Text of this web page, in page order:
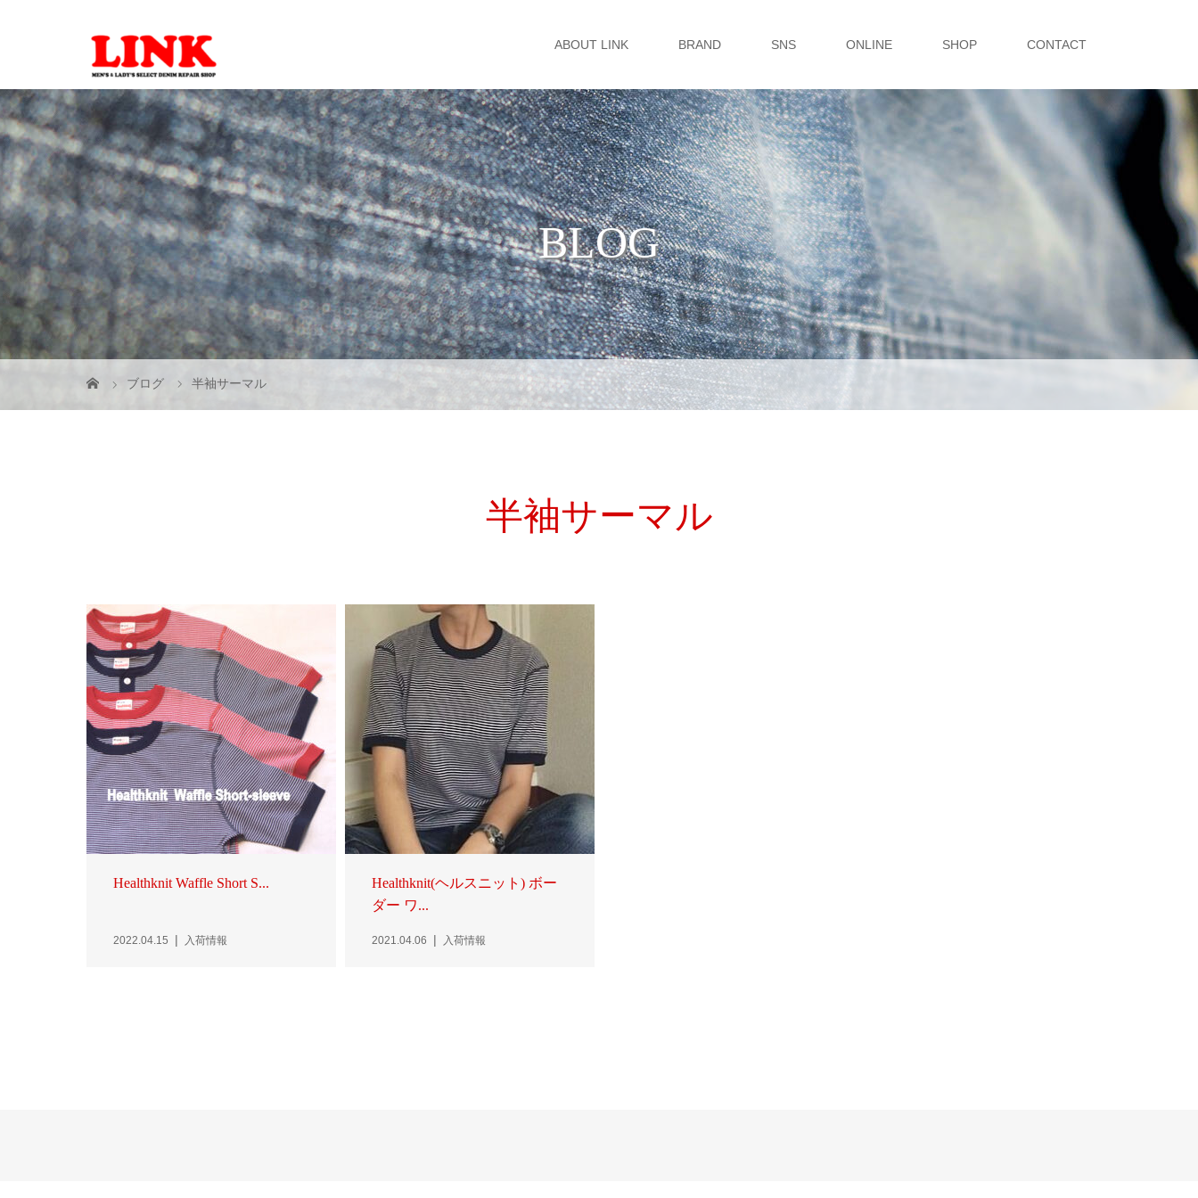
ABOUT LINK BRAND SNS ONLINE SHOP CONTACT
BLOG
ブログ 半袖サーマル
半袖サーマル
Healthknit Waffle Short S...
2022.04.15 入荷情報
Healthknit(ヘルスニット) ボー
ダー ワ...
2021.04.06 入荷情報